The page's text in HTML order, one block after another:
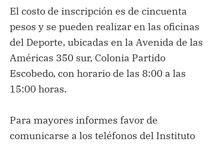
El costo de inscripción es de cincuenta
pesos y se pueden realizar en las oficinas
del Deporte, ubicadas en la Avenida de las
Américas 350 sur, Colonia Partido
Escobedo, con horario de las 8:00 a las
15:00 horas.
Para mayores informes favor de
comunicarse a los teléfonos del Instituto